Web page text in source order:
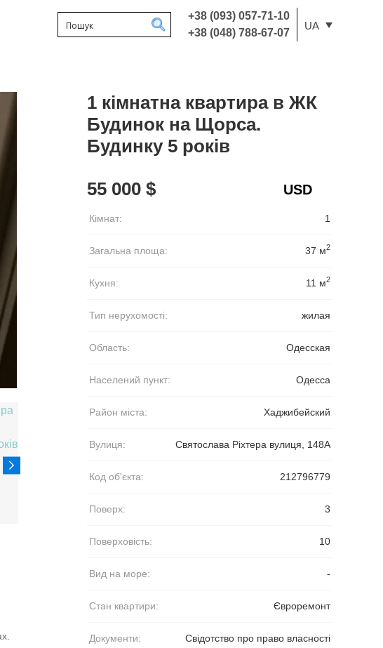
+38 (093) 057-71-10
+38 (048) 788-67-07
UA
1 кімнатна квартира в ЖК
Будинок на Щорса.
Будинку 5 років
55 000 $
Кімнат: 1
Загальна площа: 37 м2
Кухня: 11 м2
Тип нерухомості: жилая
Область: Одесская
Населений пункт: Одесса
Район міста: Хаджибейский
Вулиця: Святослава Ріхтера вулиця, 148А
Код об'єкта: 212796779
Поверх: 3
Поверховість: 10
Вид на море: -
Стан квартири: Євроремонт
Документи: Свідотство про право власності